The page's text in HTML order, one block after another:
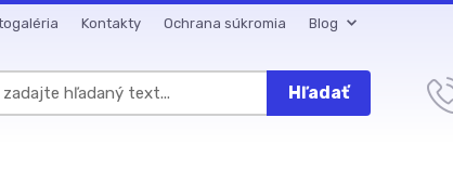
Kontakty Ochrana súkromia Blog
Hľadať